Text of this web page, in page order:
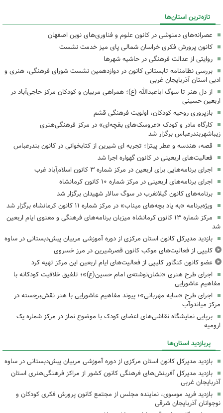
تازه‌ترین استان‌ها
عصرانه‌های دمنوشی در کانون علوم و فناوری‌های نوین اصفهان
کانون پرورش فکری خراسان شمالی پای میز خدمت نشست
روایتی از عدالت فرهنگی در حاشیه شهرها
بررسی نظامنامه تابستانی کانون در دوازدهمین نشست شورای فرهنگی، هنری و
ادبی استان آذربایجان غربی
از دل هنر تا سوگ اباعبدالله (ع)؛ همراهی مربیان و کودکان مرکز حاجی‌آباد در
اربعین حسینی
بازپروری روحیه کودکان، اولویت فرهنگی قشم
کارگاه مادر و کودک «عروسک‌های بقچه‌ای» در مرکز فرهنگی‌هنری
زیباشهربندرعباس برگزار شد
قصه، هندسه و عطر پیتزا؛ تجربه ای شیرین از کتابخوانی در کانون بندرعباس
فعالیت‌های اربعینی در کانون گهواره اجرا شد
اجرای برنامه‌هایی برای اربعین در مرکز شماره ۳ کانون اسلام‌آباد غرب
اجرای برنامه‌های اربعینی در مرکز شماره ۱۰ کانون کرمانشاه
برنامه‌های کانون گیلانغرب در سوگ سالار شهیدان برگزار شد
ویژه‌برنامه «به یاد بچه‌های میناب» در مرکز شماره ۱۱ کانون کرمانشاه برگزار شد
مرکز شماره ۱۳ کانون کرمانشاه میزبان برنامه‌های فرهنگی و معنوی ایام اربعین
شد
بازدید مدیرکل کانون استان مرکزی از دوره آموزشی مربیان پیش‌دبستانی در ساوه
کلیپی از فعالیت‌های موکب کانون قصرشیرین در مرز خسروی
عضو کانون کنگاور کلیپی از فعالیت‌های ایام اربعین این مرکز تهیه کرد
اجرای طرح هنری «نشان‌نوشته‌ی امام حسین(ع)»؛ تلفیق خلاقیت کودکانه با
مفاهیم عاشورایی
اجرای طرح «سایه مهربانی»؛ پیوند مفاهیم عاشورایی با هنر نقش‌برجسته در
مرکز میاندوآب
برپایی نمایشگاه نقاشی‌های اعضای کودک با موضوع نماز در مرکز شماره یک
ارومیه
پربازدید استان‌ها
بازدید مدیرکل کانون استان مرکزی از دوره آموزشی مربیان پیش‌دبستانی در ساوه
بازدید مدیرکل آفرینش‌های فرهنگی کانون کشور از مراکز فرهنگی‌هنری استان
آذربایجان غربی
بازدید فرید موسوی، نماینده مجلس از مجتمع کانون پرورش فکری کودکان و
نوجوانان آذربایجان شرقی